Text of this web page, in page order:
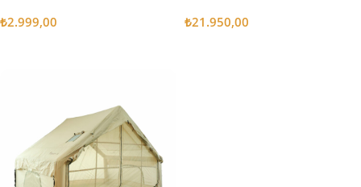
₺2.999,00
₺21.950,00